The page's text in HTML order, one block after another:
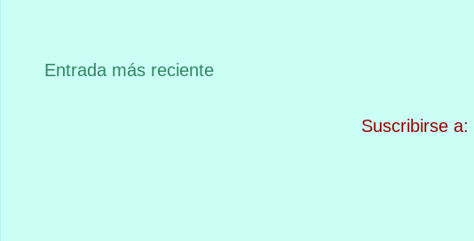
Entrada más reciente
Suscribirse a: